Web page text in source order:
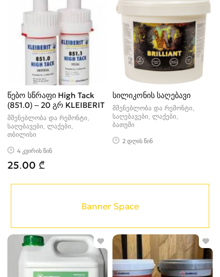
წებო სწრაფი High Tack
(851.0) – 20 გრ KLEIBERIT
მშენებლობა და რემონტი,
საღებავები, ლაქები
თბილისი
4 კვირის წინ
25.00 ₾
სილიკონის საღებავი
მშენებლობა და რემონტი,
საღებავები, ლაქები
ბათუმი
2 დღის წინ
Banner Space